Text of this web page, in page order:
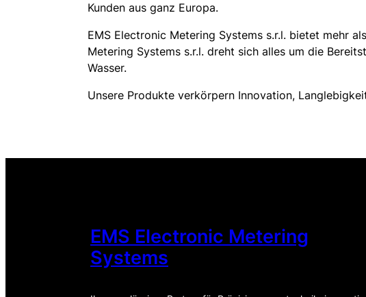
Kunden aus ganz Europa.
EMS Electronic Metering Systems s.r.l. bietet mehr
Metering Systems s.r.l. dreht sich alles um die
Wasser.
Unsere Produkte verkörpern Innovation,
EMS Electronic Metering
Systems